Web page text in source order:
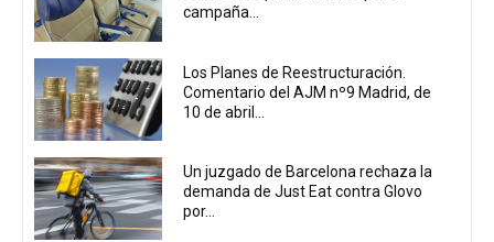
campaña...
Los Planes de Reestructuración.
Comentario del AJM nº9 Madrid, de
10 de abril...
Un juzgado de Barcelona rechaza la
demanda de Just Eat contra Glovo
por...